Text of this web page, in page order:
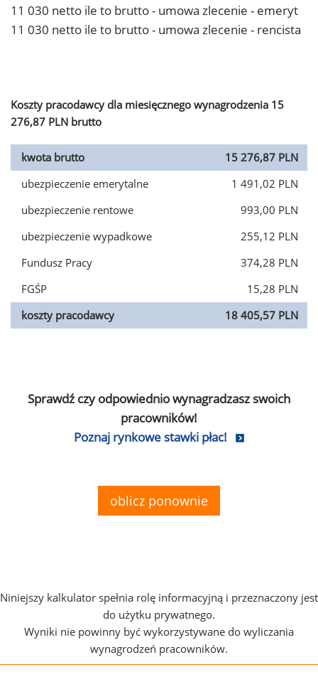
11 030 netto ile to brutto - umowa zlecenie - emeryt
11 030 netto ile to brutto - umowa zlecenie - rencista
Koszty pracodawcy dla miesięcznego wynagrodzenia 15
276,87 PLN brutto
kwota brutto
15 276,87 PLN
ubezpieczenie emerytalne
1 491,02 PLN
ubezpieczenie rentowe
993,00 PLN
ubezpieczenie wypadkowe
255,12 PLN
Fundusz Pracy
374,28 PLN
FGŚP
15,28 PLN
koszty pracodawcy
18 405,57 PLN
Sprawdź czy odpowiednio wynagradzasz swoich
pracowników!
Poznaj rynkowe stawki płac!
oblicz ponownie
Niniejszy kalkulator spełnia rolę informacyjną i przeznaczony jest
do użytku prywatnego.
Wyniki nie powinny być wykorzystywane do wyliczania
wynagrodzeń pracowników.